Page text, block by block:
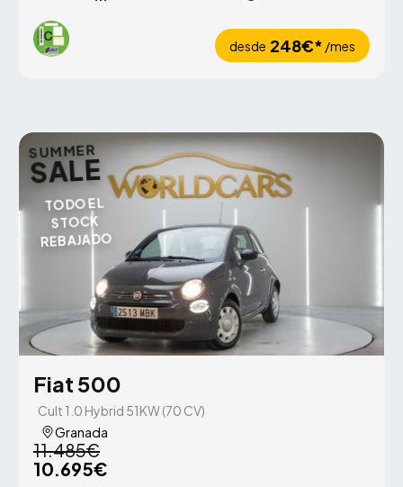
desde 248€* /mes
SUMMER
SALE
TODO EL
STOCK
REBAJADO
Fiat 500
Cult 1.0 Hybrid 51KW (70 CV)
Granada
11.485€
10.695€